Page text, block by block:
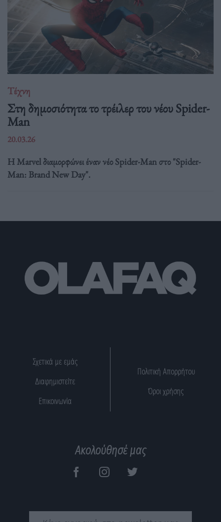
Τέχνη
Στη δημοσιότητα το τρέιλερ του νέου Spider-
Man
20.03.26
Η Marvel διαμορφώνει έναν νέο Spider-Man στο "Spider-
Man: Brand New Day".
Σχετικά με εμάς
Διαφημιστείτε
Επικοινωνία
Πολιτική Απορρήτου
Όροι χρήσης
Ακολούθησέ μας